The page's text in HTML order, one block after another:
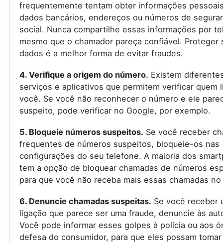
frequentemente tentam obter informações
dados bancários, endereços ou números de
social. Nunca compartilhe essas informações por
mesmo que o chamador pareça confiável. Proteger
dados é a melhor forma de evitar fraudes.
4. Verifique a origem do número. Existem
serviços e aplicativos que permitem verificar quem
você. Se você não reconhecer o número e ele
suspeito, pode verificar no Google, por exemplo.
5. Bloqueie números suspeitos. Se você receber
frequentes de números suspeitos, bloqueie-os nas
configurações do seu telefone. A maioria dos
tem a opção de bloquear chamadas de números
para que você não receba mais essas chamadas
6. Denuncie chamadas suspeitas. Se você receber
ligação que parece ser uma fraude, denuncie às
Você pode informar esses golpes à polícia ou aos
defesa do consumidor, para que eles possam tomar